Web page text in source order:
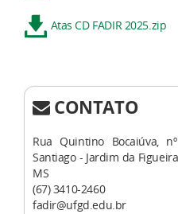
Atas CD FADIR 2025.zip
CONTATO
Rua Quintino Bocaiúva,
Santiago - Jardim da
MS
(67) 3410-2460
fadir@ufgd.edu.br